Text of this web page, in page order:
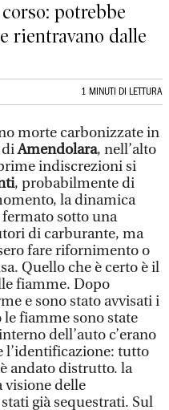
potrebbe
rientravano dalle
1 MINUTI DI LETTURA
morte carbonizzate in
diAmendolara, nell’alto
indiscrezioni si
, probabilmente di
la dinamica
sotto una
di carburante, ma
fare rifornimento o
Quello che è certo è il
fiamme. Dopo
e sono stato avvisati i
fiamme sono state
dell’auto c’erano
l’identificazione: tutto
andato distrutto. la
visione delle
già sequestrati. Sul